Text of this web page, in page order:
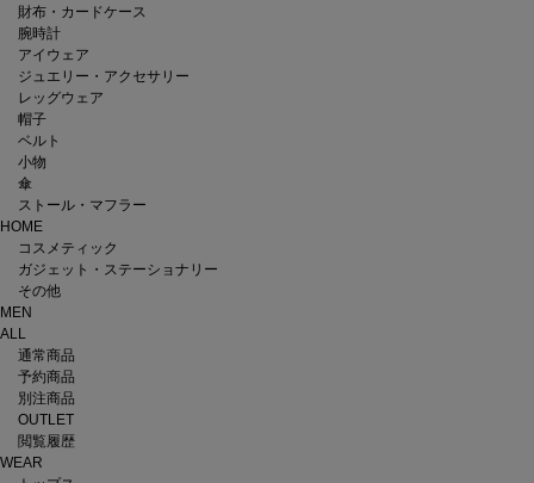
財布・カードケース
腕時計
アイウェア
ジュエリー・アクセサリー
レッグウェア
帽子
ベルト
小物
傘
ストール・マフラー
HOME
コスメティック
ガジェット・ステーショナリー
その他
MEN
ALL
通常商品
予約商品
別注商品
OUTLET
閲覧履歴
WEAR